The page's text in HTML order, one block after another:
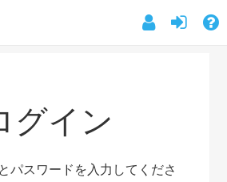
グイン
パスワードを入力してくださ